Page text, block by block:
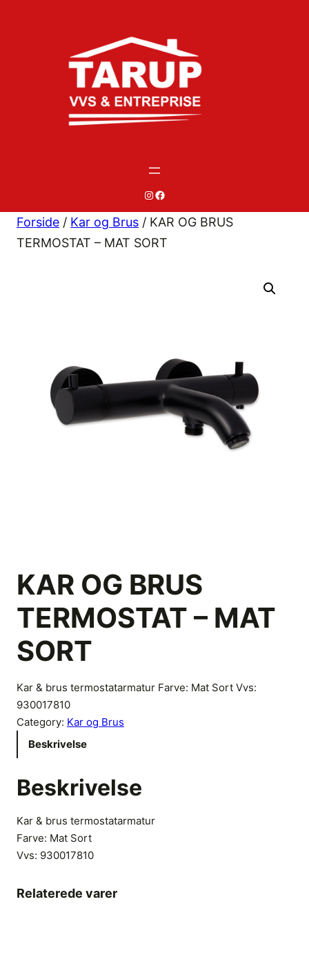
# #
Forside / Kar og Brus / KAR OG BRUS
TERMOSTAT – MAT SORT
KAR OG BRUS
TERMOSTAT – MAT
SORT
Kar & brus termostatarmatur Farve: Mat Sort Vvs:
930017810
Category: Kar og Brus
Beskrivelse
Beskrivelse
Kar & brus termostatarmatur
Farve: Mat Sort
Vvs: 930017810
Relaterede varer